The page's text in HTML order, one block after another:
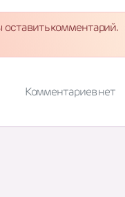
оставить комментарий.
Комментариев нет